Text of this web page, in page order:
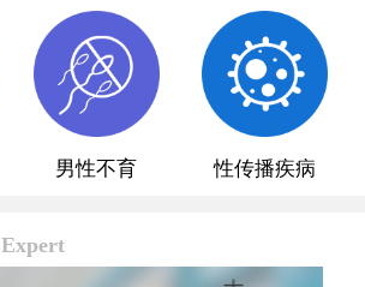
男性不育 性传播疾病
Expert